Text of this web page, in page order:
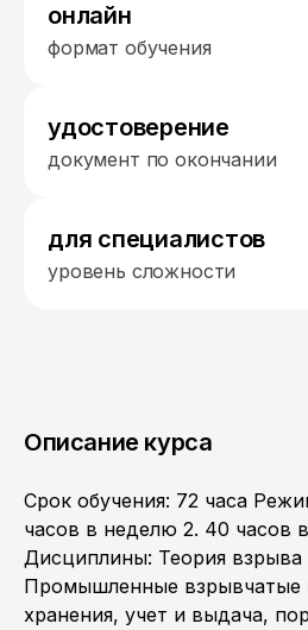
онлайн
формат обучения
удостоверение
документ по окончании
для специалистов
уровень сложности
Описание курса
Срок обучения: 72 часа
часов в неделю 2. 40 часов
Дисциплины: Теория взрыва
Промышленные взрывчатые
хранения, учет и выдача,